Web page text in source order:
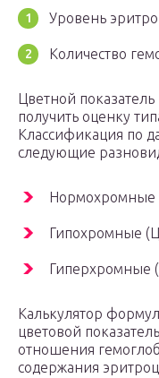
Уровень
Количество
Цветной
получить оценку
Классификация по
следующие
Нормохромные
Гипохромные
Гиперхромные
Калькулятор
цветовой
отношения
содержания